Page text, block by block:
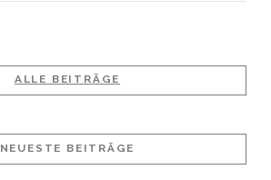
VIEW POST
ALLE BEITRÄGE
NEUESTE BEITRÄGE